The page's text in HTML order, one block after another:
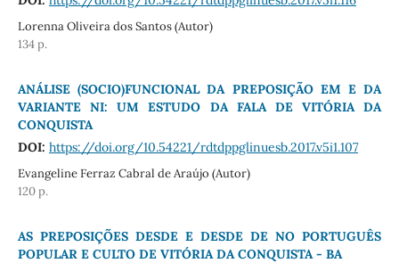
Lorenna Oliveira dos Santos (Autor)
134 p.
ANÁLISE (SOCIO)FUNCIONAL DA PREPOSIÇÃO EM E DA
VARIANTE NI: UM ESTUDO DA FALA DE VITÓRIA DA
CONQUISTA
DOI: https://doi.org/10.54221/rdtdppglinuesb.2017.v5i1.107
Evangeline Ferraz Cabral de Araújo (Autor)
120 p.
AS PREPOSIÇÕES DESDE E DESDE DE NO PORTUGUÊS
POPULAR E CULTO DE VITÓRIA DA CONQUISTA - BA